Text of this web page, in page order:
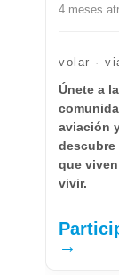
4 meses
volar ·
Únete a
aviación
que
vivir.
→